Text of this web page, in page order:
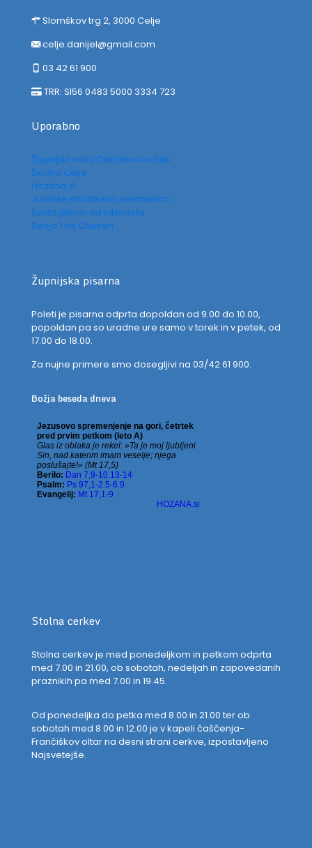
Slomškov trg 2, 3000 Celje
celje.danijel@gmail.com
03 42 61 900
TRR: SI56 0483 5000 3334 723
Uporabno
Župnijski vrtec Danijelov levček
Škofija Celje
Hozana.si
Jubilate mladinska pesmarica
Sveto pismo na internetu
Serija The Chosen
Župnijska pisarna
Poleti je pisarna odprta dopoldan od 9.00 do 10.00,
popoldan pa so uradne ure samo v torek in v petek, od
17.00 do 18.00.
Za nujne primere smo dosegljivi na 03/42 61 900.
Božja beseda dneva
Stolna cerkev
Stolna cerkev je med ponedeljkom in petkom odprta
med 7.00 in 21.00, ob sobotah, nedeljah in zapovedanih
praznikih pa med 7.00 in 19.45.
Od ponedeljka do petka med 8.00 in 21.00 ter ob
sobotah med 8.00 in 12.00 je v kapeli čaščenja-
Frančiškov oltar na desni strani cerkve, izpostavljeno
Najsvetejše.